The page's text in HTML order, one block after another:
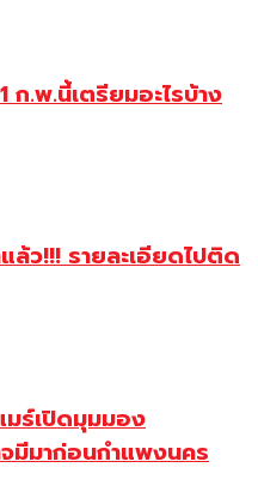
ก.พ.นี้เตรียมอะไรบ้าง
ล้ว!!! รายละเอียดไปติด
ร์เปิดมุมมอง
มีมาก่อนกำแพงนคร